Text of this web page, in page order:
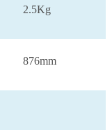
2.5Kg
876mm